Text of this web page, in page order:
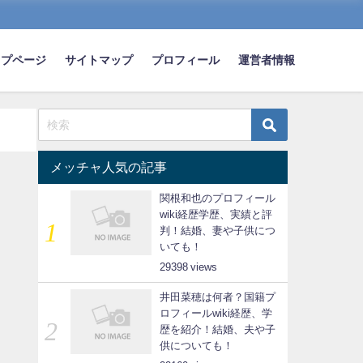
ページ サイトマップ プロフィール 運営者情報
メッチャ人気の記事
関根和也のプロフィール
wiki経歴学歴、実績と評
判！結婚、妻や子供につ
いても！
29398
井田菜穂は何者？国籍プ
ロフィールwiki経歴、学
歴を紹介！結婚、夫や子
供についても！